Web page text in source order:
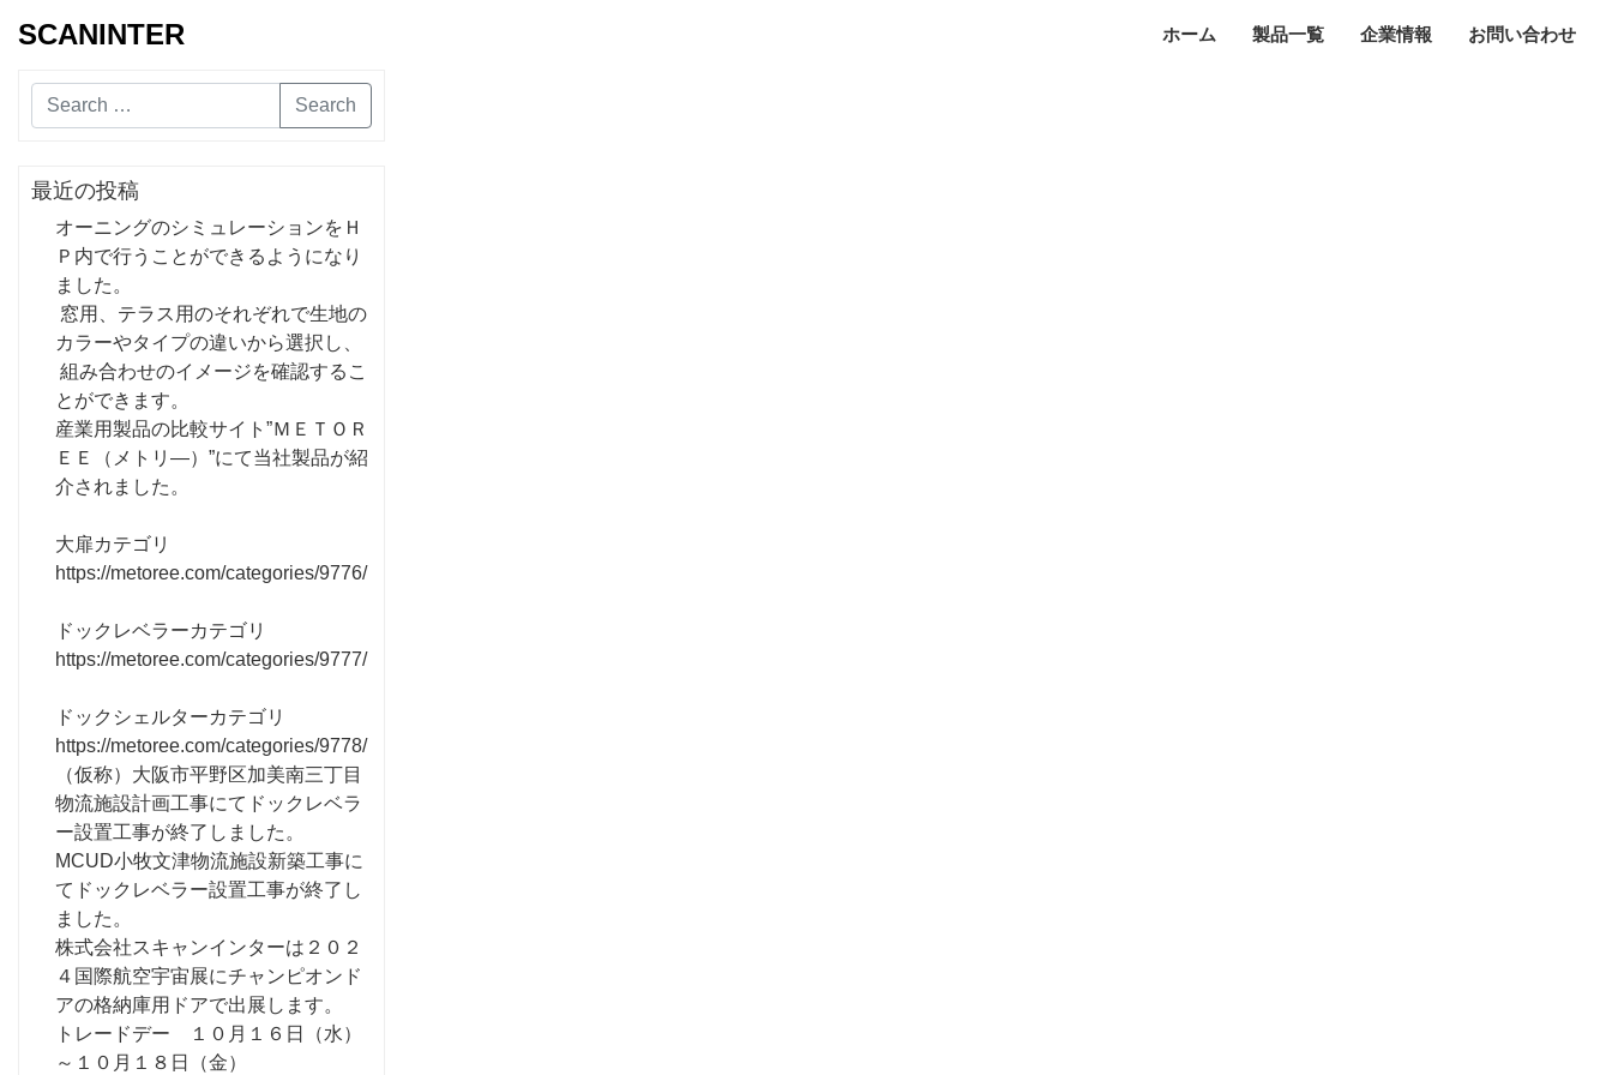
SCANINTER ホーム 製品一覧 企業情報 お問い合わせ
Search
最近の投稿
オーニングのシミュレーションをＨ
Ｐ内で行うことができるようになり
ました。
窓用、テラス用のそれぞれで生地の
カラーやタイプの違いから選択し、
組み合わせのイメージを確認するこ
とができます。
産業用製品の比較サイト”ＭＥＴＯＲ
ＥＥ（メトリ―）”にて当社製品が紹
介されました。
大扉カテゴリ
https://metoree.com/categories/9776/
ドックレベラーカテゴリ
https://metoree.com/categories/9777/
ドックシェルターカテゴリ
https://metoree.com/categories/9778/
（仮称）大阪市平野区加美南三丁目
物流施設計画工事にてドックレベラ
ー設置工事が終了しました。
MCUD小牧文津物流施設新築工事に
てドックレベラー設置工事が終了し
ました。
株式会社スキャンインターは２０２
４国際航空宇宙展にチャンピオンド
アの格納庫用ドアで出展します。
トレードデー １０月１６日（水）
～１０月１８日（金）